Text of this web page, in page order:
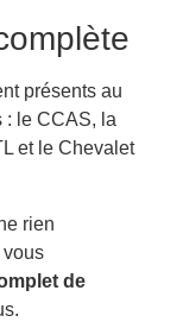
présents au
: le CCAS, la
et le Chevalet
rien
vous
de